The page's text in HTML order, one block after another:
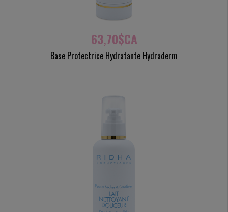
63,70$CA
Base Protectrice Hydratante Hydraderm